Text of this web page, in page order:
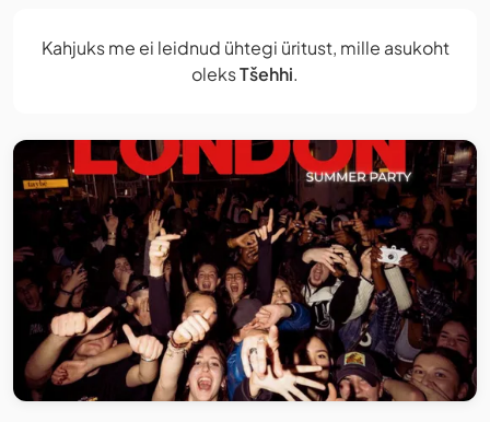
Kahjuks me ei leidnud ühtegi üritust, mille asukoht
oleksTšehhi.